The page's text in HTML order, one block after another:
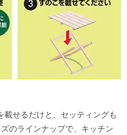
載せるだけと、セッティングも
のラインナップで、キッチン